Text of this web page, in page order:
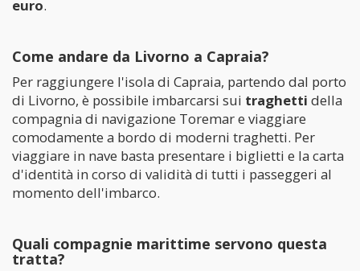
euro.
Come andare da Livorno a Capraia?
Per raggiungere l'isola di Capraia, partendo dal porto
di Livorno, è possibile imbarcarsi sui traghetti della
compagnia di navigazione Toremar e viaggiare
comodamente a bordo di moderni traghetti. Per
viaggiare in nave basta presentare i biglietti e la carta
d'identità in corso di validità di tutti i passeggeri al
momento dell'imbarco.
Quali compagnie marittime servono questa
tratta?